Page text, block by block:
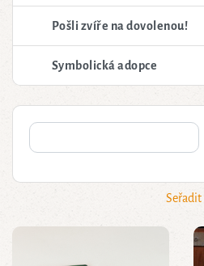
Pošli zvíře na dovolenou!
Symbolická adopce
Seřadit